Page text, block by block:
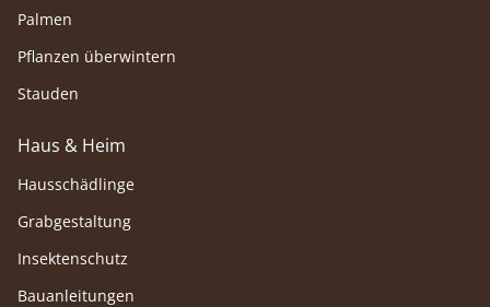
Palmen
Pflanzen überwintern
Stauden
Haus & Heim
Hausschädlinge
Grabgestaltung
Insektenschutz
Bauanleitungen